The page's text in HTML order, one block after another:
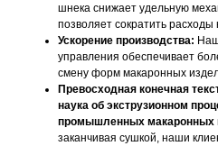
шнека снижает удельную
позволяет сократить расходы
Ускорение производства:
управления обеспечивает
смену форм макаронных
Превосходная конечная
наука об экструзионном
промышленных макаронных
заканчивая сушкой, наши